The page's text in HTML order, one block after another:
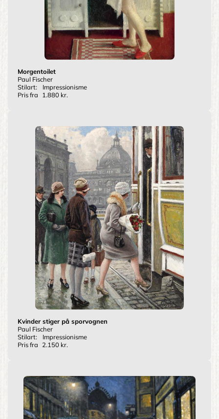
Morgentoilet
Paul Fischer
Stilart:
Impressionisme
Pris fra
1.880 kr.
Kvinder stiger på sporvognen
Paul Fischer
Stilart:
Impressionisme
Pris fra
2.150 kr.